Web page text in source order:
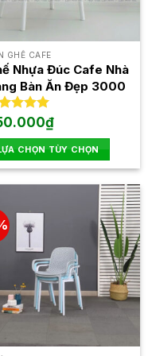
GHẾ CAFE
Nhựa Đúc Cafe Nhà
Bàn Ăn Đẹp 3000
xếp ₫
CHỌN TÙY CHỌN